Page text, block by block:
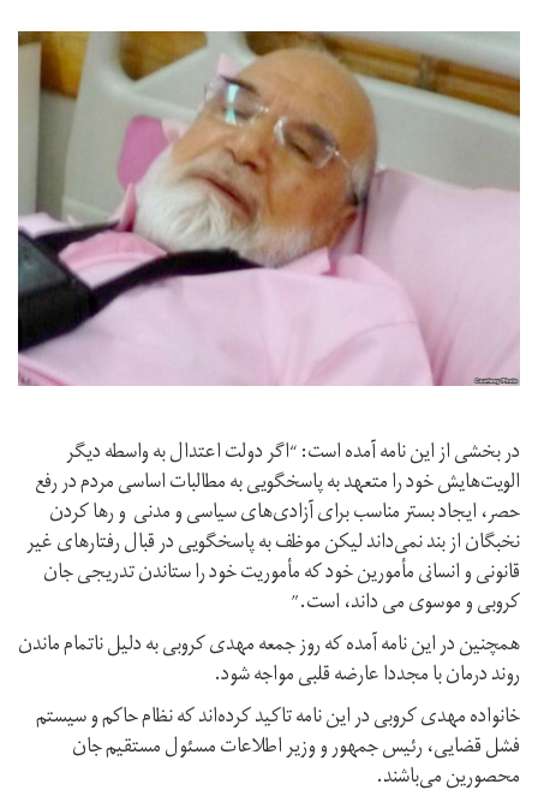
در بخشی از این نامه آمده است: “اگر دولت اعتدال به واسطه دیگر
الویت‌هایش خود را متعهد به پاسخگویی به مطالبات اساسی مردم در رفع
حصر، ایجاد بستر مناسب برای آزادی‌های سیاسی و مدنی و رها کردن
نخبگان از بند نمی‌داند لیکن موظف به پاسخگویی در قبال رفتارهای غیر
قانونی و انسانى مأمورین خود که مأموریت خود را ستاندن تدریجی جان
کروبی و موسوی می داند، است.”
همچنین در این نامه آمده که روز جمعه مهدی کروبی به دلیل ناتمام ماندن
روند درمان با مجددا عارضه قلبی مواجه شود.
خانواده مهدی کروبی در این نامه تاکید کرده‌اند که نظام حاکم و سیستم
فشل قضایی، رئیس جمهور و وزیر اطلاعات مسئول مستقیم جان
محصورین می‌باشند.